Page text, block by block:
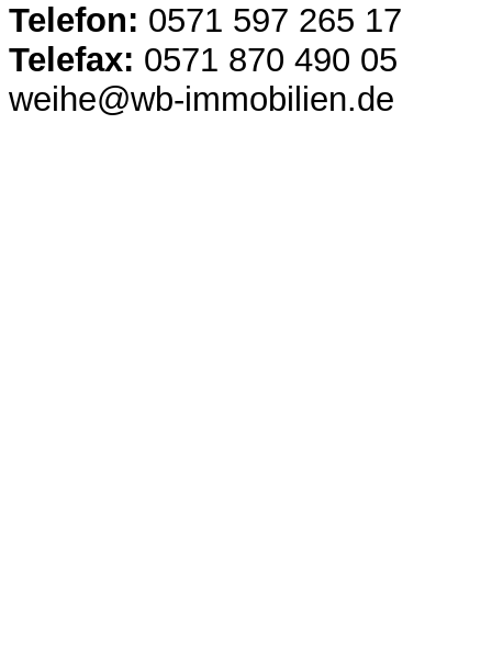
Telefon: 0571 597 265 17
Telefax: 0571 870 490 05
weihe@wb-immobilien.de